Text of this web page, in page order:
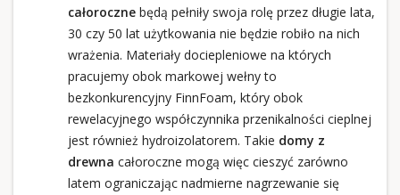
całorocznebędą pełniły swoja rolę przez długie lata,
30 czy 50 lat użytkowania nie będzie robiło na nich
wrażenia. Materiały dociepleniowe na których
pracujemy obok markowej wełny to
bezkonkurencyjny FinnFoam, który obok
rewelacyjnego współczynnika przenikalności cieplnej
jest również hydroizolatorem. Takie domy z
drewna całoroczne mogą więc cieszyć zarówno
latem ograniczając nadmierne nagrzewanie się